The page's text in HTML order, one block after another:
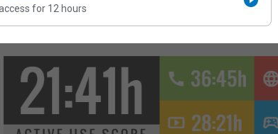
for 12 hours